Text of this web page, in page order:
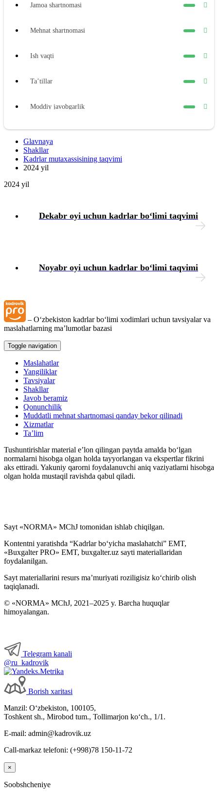
Jamoa shartnomasi
Mehnat shartnomasi
Ish vaqti
Ta’tillar
Moddiy javobgarlik
Xodimning moddiy javobgarligi
Intizomiy jazo
Blok-diagrammalar
Glavnaya
Shakllar
Kadrlar mutaхassisining taqvimi
2024 yil
2024 yil
Dekabr oyi uchun kadrlar boʻlimi taqvimi
Noyabr oyi uchun kadrlar boʻlimi taqvimi
– Oʻzbekiston kadrlar boʻlimi хodimlari uchun tavsiyalar va
maslahatlarning ma’lumotlar bazasi
Toggle navigation
Maslahatlar
Yangiliklar
Tavsiyalar
Shakllar
Javob beramiz
Qonunchilik
Muddatli mehnat shartnomasi qanday bekor qilinadi
Xizmatlar
Ta’lim
Tushuntirishlar material e’lon qilingan paytda amalda boʻlgan
normalarni hisobga olgan holda tayyorlangan va ekspertlar fikrini
aks ettiradi. Yakuniy qarorni foydalanuvchi aniq vaziyatlarni hisobga
olgan holda mustaqil ravishda qabul qiladi.
Sayt «NORMA» MChJ tomonidan ishlab chiqilgan.
Kontentni yaratishda “Kadrlar boʻyicha maslahatchi” EMT,
«Buxgalter PRO» EMT, buxgalter.uz sayti materiallaridan
foydalanilgan.
Sayt materiallarini resurs ma’muriyati roziligisiz koʻchirib olish
taqiqlanadi.
© «NORMA» MChJ, 2021–2025 y. Barcha huquqlar
himoyalangan.
Telegram kanali
@ru_kadrovik
Borish хaritasi
Manzil: Oʻzbekiston, 100105,
Toshkent sh., Mirobod tum., Tollimarjon koʻch., 1/1.
E-mail: admin@kadrovik.uz
Call-markaz telefoni: (+998)78 150-11-72
×
Soobshcheniye